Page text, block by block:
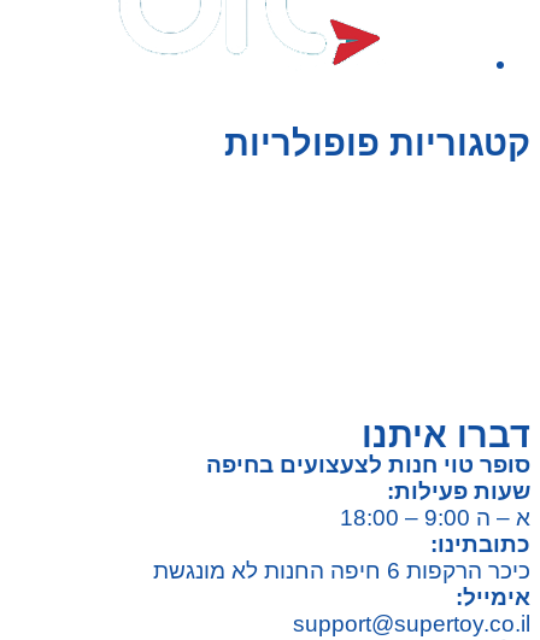
קטגוריות פופולריות
דברו איתנו
סופר טוי חנות לצעצועים בחיפה
שעות פעילות:
א – ה 9:00 – 18:00
כתובתינו:
כיכר הרקפות 6 חיפה החנות לא מונגשת
אימייל:
support@supertoy.co.il